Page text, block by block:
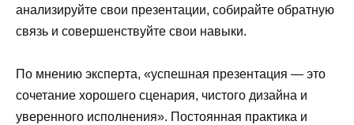
анализируйте свои презентации, собирайте обратную
связь и совершенствуйте свои навыки.
По мнению эксперта, «успешная презентация — это
сочетание хорошего сценария, чистого дизайна и
уверенного исполнения». Постоянная практика и